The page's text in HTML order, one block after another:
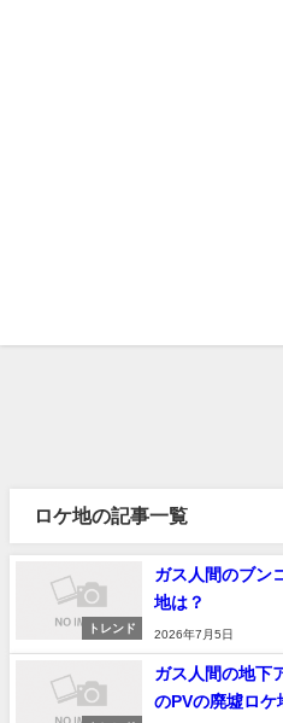
ロケ地の記事一覧
トレンド
ガス人間のブン
地は？
2026年7月5日
ガス人間の地下
のPVの廃墟ロケ